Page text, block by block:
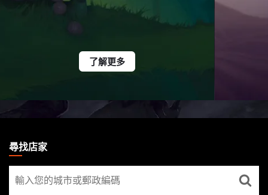
了解更多
THE
GATHERING
FOOTER
尋找店家
尋
找